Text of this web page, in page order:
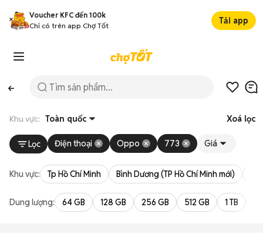
Voucher KFC đến 100k
Chỉ có trên app Chợ Tốt
Tải app
Khu vực: Toàn quốc Xoá lọc
Lọc Điện thoại Oppo 773 Giá
Khu vực: Tp Hồ Chí Minh Bình Dương (TP Hồ Chí Minh mới)
Dung lượng: 64 GB 128 GB 256 GB 512 GB 1 TB